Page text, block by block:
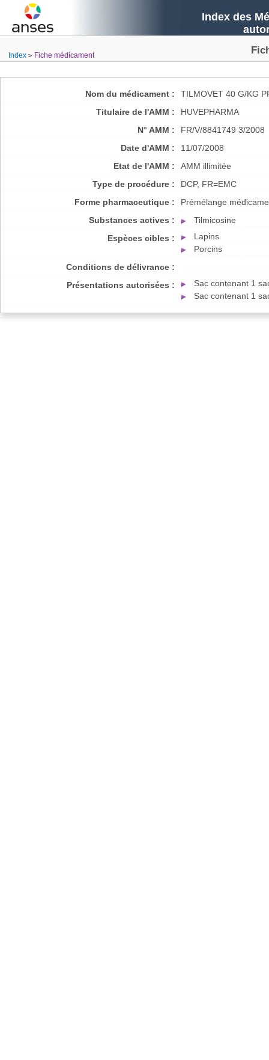
Index des
Index Fiche médicament
Nom du médicament :
TILMOVET 40 G/KG
Titulaire de l'AMM :
HUVEPHARMA
N° AMM :
FR/V/8841749 3/2008
Date d'AMM :
11/07/2008
Etat de l'AMM :
AMM illimitée
Type de procédure :
DCP, FR=EMC
Forme pharmaceutique :
Prémélange
Substances actives :
Tilmicosine
Espèces cibles :
Lapins
Porcins
Conditions de délivrance :
Présentations autorisées :
Sac contenant 1
Sac contenant 1